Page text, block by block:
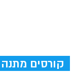
קורסים